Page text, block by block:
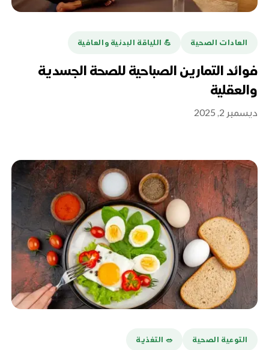
العادات الصحية 💪️ اللياقة البدنية والعافية
فوائد التمارين الصباحية للصحة الجسدية
والعقلية
ديسمبر 2, 2025
التوعية الصحية 🥗 التغذية